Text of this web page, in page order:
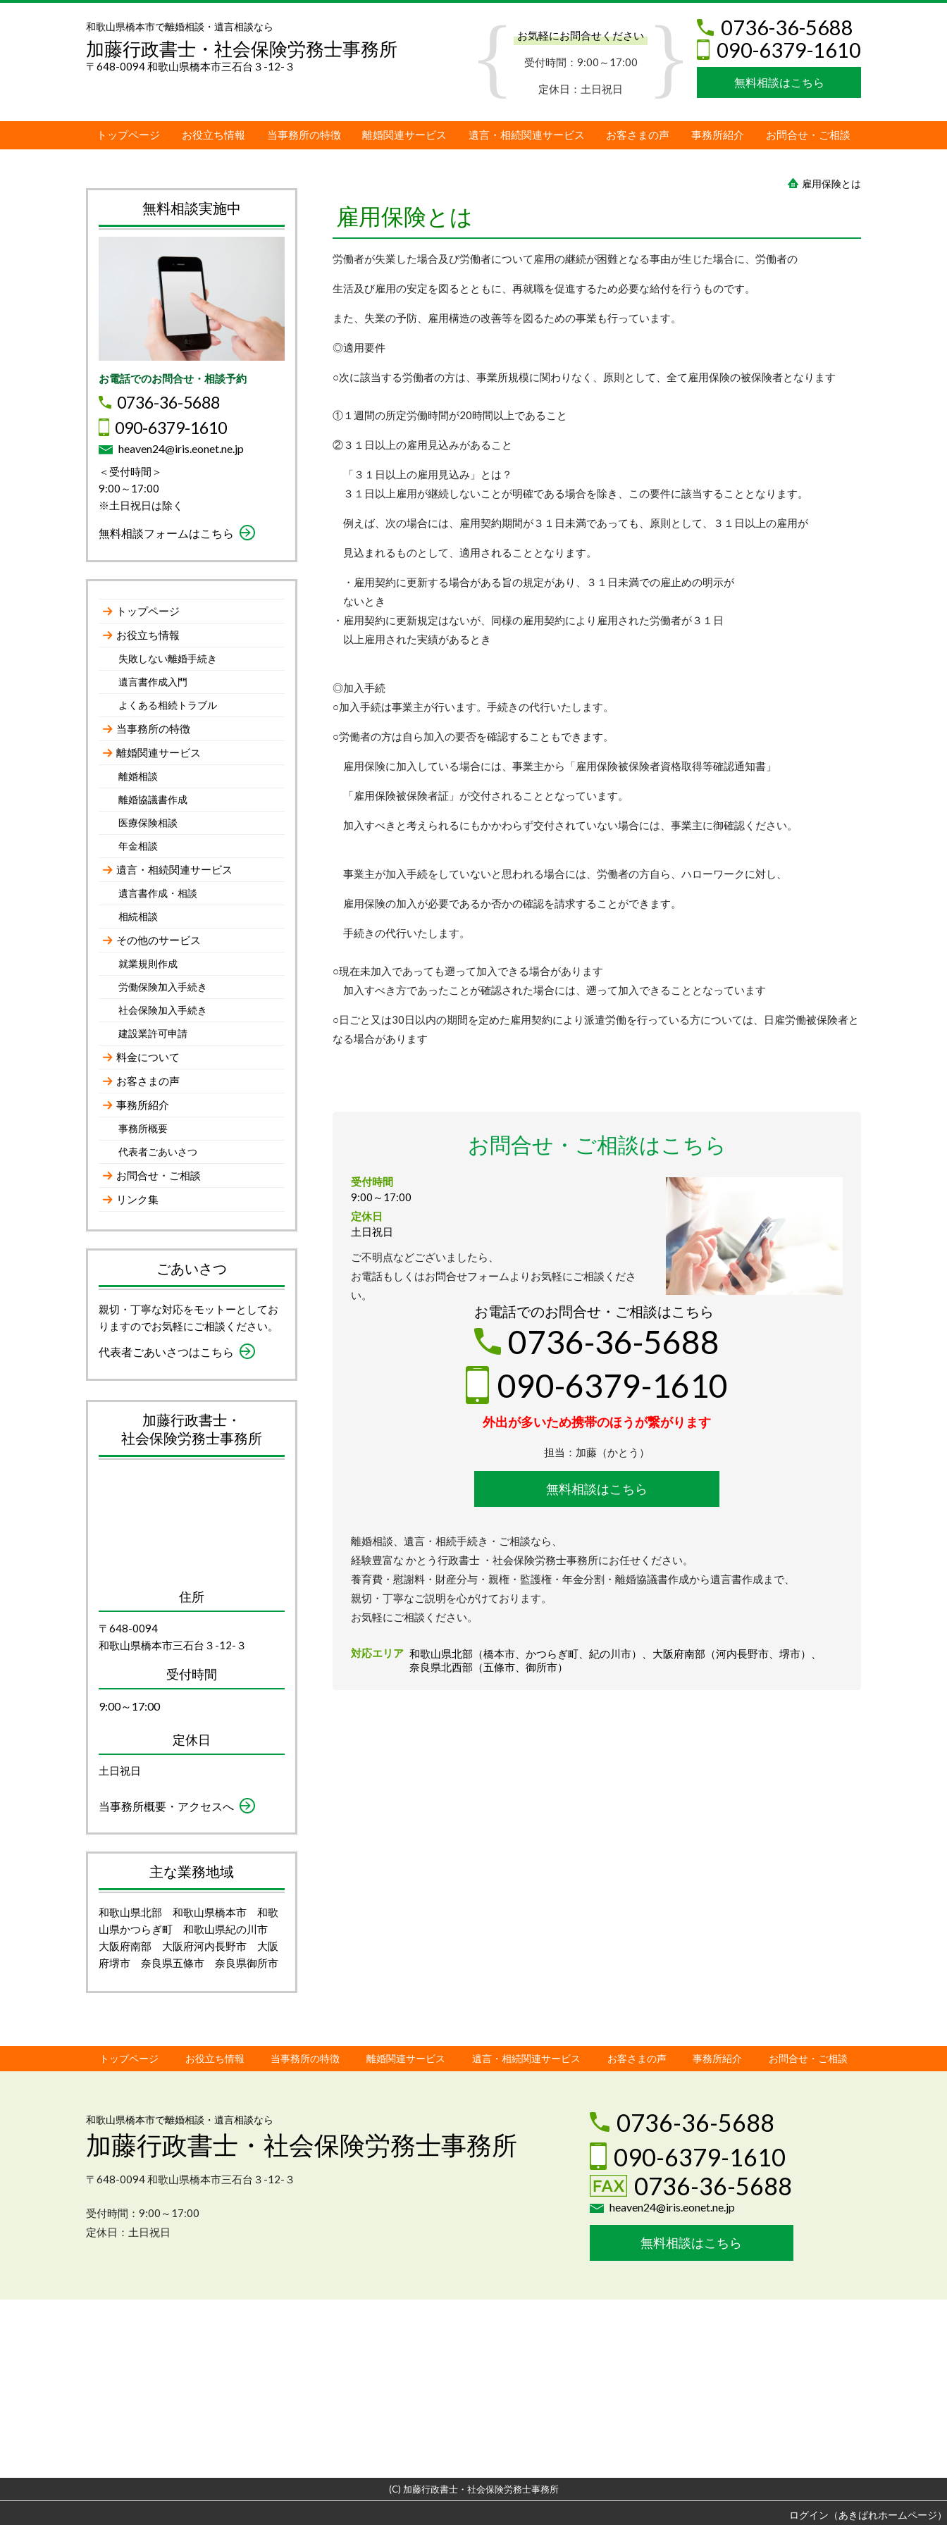
和歌山県橋本市で離婚相談・遺言相談なら
加藤行政書士・社会保険労務士事務所
〒648-0094 和歌山県橋本市三石台３-12-３
お気軽にお問合せください
受付時間：9:00～17:00
定休日：土日祝日
0736-36-5688
090-6379-1610
無料相談はこちら
トップページ お役立ち情報 当事務所の特徴 離婚関連サービス 遺言・相続関連サービス お客さまの声 事務所紹介 お問合せ・ご相談
雇用保険とは
雇用保険とは
労働者が失業した場合及び労働者について雇用の継続が困難となる事由が生じた場合に、労働者の
生活及び雇用の安定を図るとともに、再就職を促進するため必要な給付を行うものです。
また、失業の予防、雇用構造の改善等を図るための事業も行っています。
◎適用要件
○次に該当する労働者の方は、事業所規模に関わりなく、原則として、全て雇用保険の被保険者となります
①１週間の所定労働時間が20時間以上であること
②３１日以上の雇用見込みがあること
「３１日以上の雇用見込み」とは？
３１日以上雇用が継続しないことが明確である場合を除き、この要件に該当することとなります。
例えば、次の場合には、雇用契約期間が３１日未満であっても、原則として、３１日以上の雇用が
見込まれるものとして、適用されることとなります。
・雇用契約に更新する場合がある旨の規定があり、３１日未満での雇止めの明示が
ないとき
・雇用契約に更新規定はないが、同様の雇用契約により雇用された労働者が３１日
以上雇用された実績があるとき
◎加入手続
○加入手続は事業主が行います。手続きの代行いたします。
○労働者の方は自ら加入の要否を確認することもできます。
雇用保険に加入している場合には、事業主から「雇用保険被保険者資格取得等確認通知書」
「雇用保険被保険者証」が交付されることとなっています。
加入すべきと考えられるにもかかわらず交付されていない場合には、事業主に御確認ください。
事業主が加入手続をしていないと思われる場合には、労働者の方自ら、ハローワークに対し、
雇用保険の加入が必要であるか否かの確認を請求することができます。
手続きの代行いたします。
○現在未加入であっても遡って加入できる場合があります
加入すべき方であったことが確認された場合には、遡って加入できることとなっています
○日ごと又は30日以内の期間を定めた雇用契約により派遣労働を行っている方については、日雇労働被保険者と
なる場合があります
お問合せ・ご相談はこちら
受付時間
9:00～17:00
定休日
土日祝日
ご不明点などございましたら、
お電話もしくはお問合せフォームよりお気軽にご相談くださ
い。
お電話でのお問合せ・ご相談はこちら
0736-36-5688
090-6379-1610
外出が多いため携帯のほうが繋がります
担当：加藤（かとう）
無料相談はこちら
離婚相談、遺言・相続手続き・ご相談なら、
経験豊富な かとう行政書士 ・社会保険労務士事務所にお任せください。
養育費・慰謝料・財産分与・親権・監護権・年金分割・離婚協議書作成から遺言書作成まで、
親切・丁寧なご説明を心がけております。
お気軽にご相談ください。
対応エリア 和歌山県北部（橋本市、かつらぎ町、紀の川市）、大阪府南部（河内長野市、堺市）、
奈良県北西部（五條市、御所市）
無料相談実施中
お電話でのお問合せ・相談予約
0736-36-5688
090-6379-1610
heaven24@iris.eonet.ne.jp
＜受付時間＞
9:00～17:00
※土日祝日は除く
無料相談フォームはこちら
トップページ
お役立ち情報
失敗しない離婚手続き
遺言書作成入門
よくある相続トラブル
当事務所の特徴
離婚関連サービス
離婚相談
離婚協議書作成
医療保険相談
年金相談
遺言・相続関連サービス
遺言書作成・相談
相続相談
その他のサービス
就業規則作成
労働保険加入手続き
社会保険加入手続き
建設業許可申請
料金について
お客さまの声
事務所紹介
事務所概要
代表者ごあいさつ
お問合せ・ご相談
リンク集
ごあいさつ
親切・丁寧な対応をモットーとしてお
りますのでお気軽にご相談ください。
代表者ごあいさつはこちら
加藤行政書士・
社会保険労務士事務所
住所
〒648-0094
和歌山県橋本市三石台３-12-３
受付時間
9:00～17:00
定休日
土日祝日
当事務所概要・アクセスへ
主な業務地域
和歌山県北部 和歌山県橋本市 和歌
山県かつらぎ町 和歌山県紀の川市
大阪府南部 大阪府河内長野市 大阪
府堺市 奈良県五條市 奈良県御所市
トップページ お役立ち情報 当事務所の特徴 離婚関連サービス 遺言・相続関連サービス お客さまの声 事務所紹介 お問合せ・ご相談
和歌山県橋本市で離婚相談・遺言相談なら
加藤行政書士・社会保険労務士事務所
〒648-0094 和歌山県橋本市三石台３-12-３
受付時間：9:00～17:00
定休日：土日祝日
0736-36-5688
090-6379-1610
0736-36-5688
heaven24@iris.eonet.ne.jp
無料相談はこちら
(C) 加藤行政書士・社会保険労務士事務所
ログイン（あきばれホームページ）